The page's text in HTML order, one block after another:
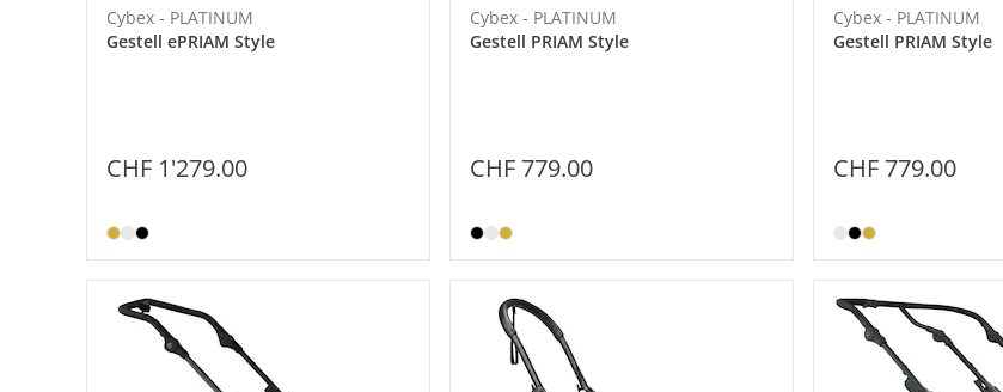
Cybex - PLATINUM
Gestell ePRIAM Style
CHF 1'279.00
Cybex - PLATINUM
Gestell PRIAM Style
CHF 779.00
Cybex - PLATINUM
Gestell PRIAM Style
CHF 779.00